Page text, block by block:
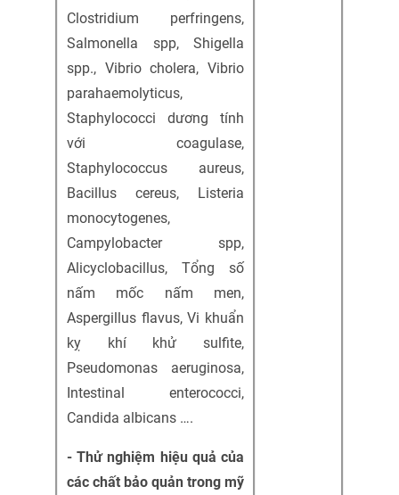
Clostridium perfringens,
Salmonella spp, Shigella
spp., Vibrio cholera, Vibrio
parahaemolyticus,
Staphylococci dương tính
với coagulase,
Staphylococcus aureus,
Bacillus cereus, Listeria
monocytogenes,
Campylobacter spp,
Alicyclobacillus, Tổng số
nấm mốc nấm men,
Aspergillus flavus, Vi khuẩn
kỵ khí khử sulfite,
Pseudomonas aeruginosa,
Intestinal enterococci,
Candida albicans ….
- Thử nghiệm hiệu quả của
các chất bảo quản trong mỹ